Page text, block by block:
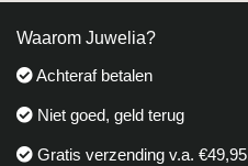
Waarom Juwelia?
Achteraf betalen
Niet goed, geld terug
Gratis verzending v.a. €49,95